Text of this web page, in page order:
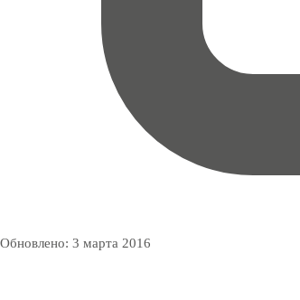
Обновлено: 3 марта 2016